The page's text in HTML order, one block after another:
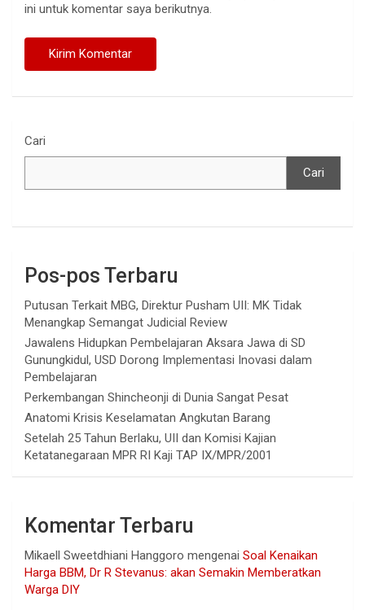
ini untuk komentar saya berikutnya.
Cari
Cari
Pos-pos Terbaru
Putusan Terkait MBG, Direktur Pusham UII: MK Tidak
Menangkap Semangat Judicial Review
Jawalens Hidupkan Pembelajaran Aksara Jawa di SD
Gunungkidul, USD Dorong Implementasi Inovasi dalam
Pembelajaran
Perkembangan Shincheonji di Dunia Sangat Pesat
Anatomi Krisis Keselamatan Angkutan Barang
Setelah 25 Tahun Berlaku, UII dan Komisi Kajian
Ketatanegaraan MPR RI Kaji TAP IX/MPR/2001
Komentar Terbaru
Mikaell Sweetdhiani Hanggoro mengenai Soal Kenaikan
Harga BBM, Dr R Stevanus: akan Semakin Memberatkan
Warga DIY